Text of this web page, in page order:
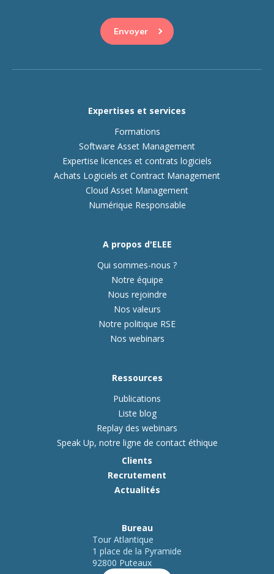
Expertises et services
Formations
Software Asset Management
Expertise licences et contrats logiciels
Achats Logiciels et Contract Management
Cloud Asset Management
Numérique Responsable
A propos d'ELEE
Qui sommes-nous ?
Notre équipe
Nous rejoindre
Nos valeurs
Notre politique RSE
Nos webinars
Ressources
Publications
Liste blog
Replay des webinars
Speak Up, notre ligne de contact éthique
Clients
Recrutement
Actualités
Bureau
Tour Atlantique
1 place de la Pyramide
92800 Puteaux